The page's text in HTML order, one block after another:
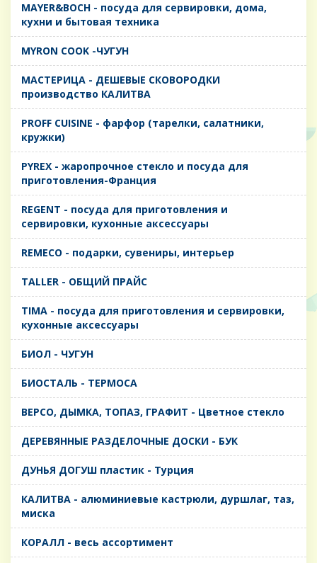
MAYER&BOCH - посуда для сервировки, дома,
кухни и бытовая техника
MYRON COOK -ЧУГУН
MАСТЕРИЦА - ДЕШЕВЫЕ СКОВОРОДКИ
производство КАЛИТВА
PROFF CUISINE - фарфор (тарелки, салатники,
кружки)
PYREX - жаропрочное стекло и посуда для
приготовления-Франция
REGENT - посуда для приготовления и
сервировки, кухонные аксессуары
REMECO - подарки, сувениры, интерьер
TALLER - ОБЩИЙ ПРАЙС
TIMA - посуда для приготовления и сервировки,
кухонные аксессуары
БИОЛ - ЧУГУН
БИОСТАЛЬ - ТЕРМОСА
ВЕРСО, ДЫМКА, ТОПАЗ, ГРАФИТ - Цветное стекло
ДЕРЕВЯННЫЕ РАЗДЕЛОЧНЫЕ ДОСКИ - БУК
ДУНЬЯ ДОГУШ пластик - Турция
КАЛИТВА - алюминиевые кастрюли, дуршлаг, таз,
миска
КОРАЛЛ - весь ассортимент